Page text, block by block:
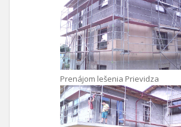
Prenájom lešenia Prievidza